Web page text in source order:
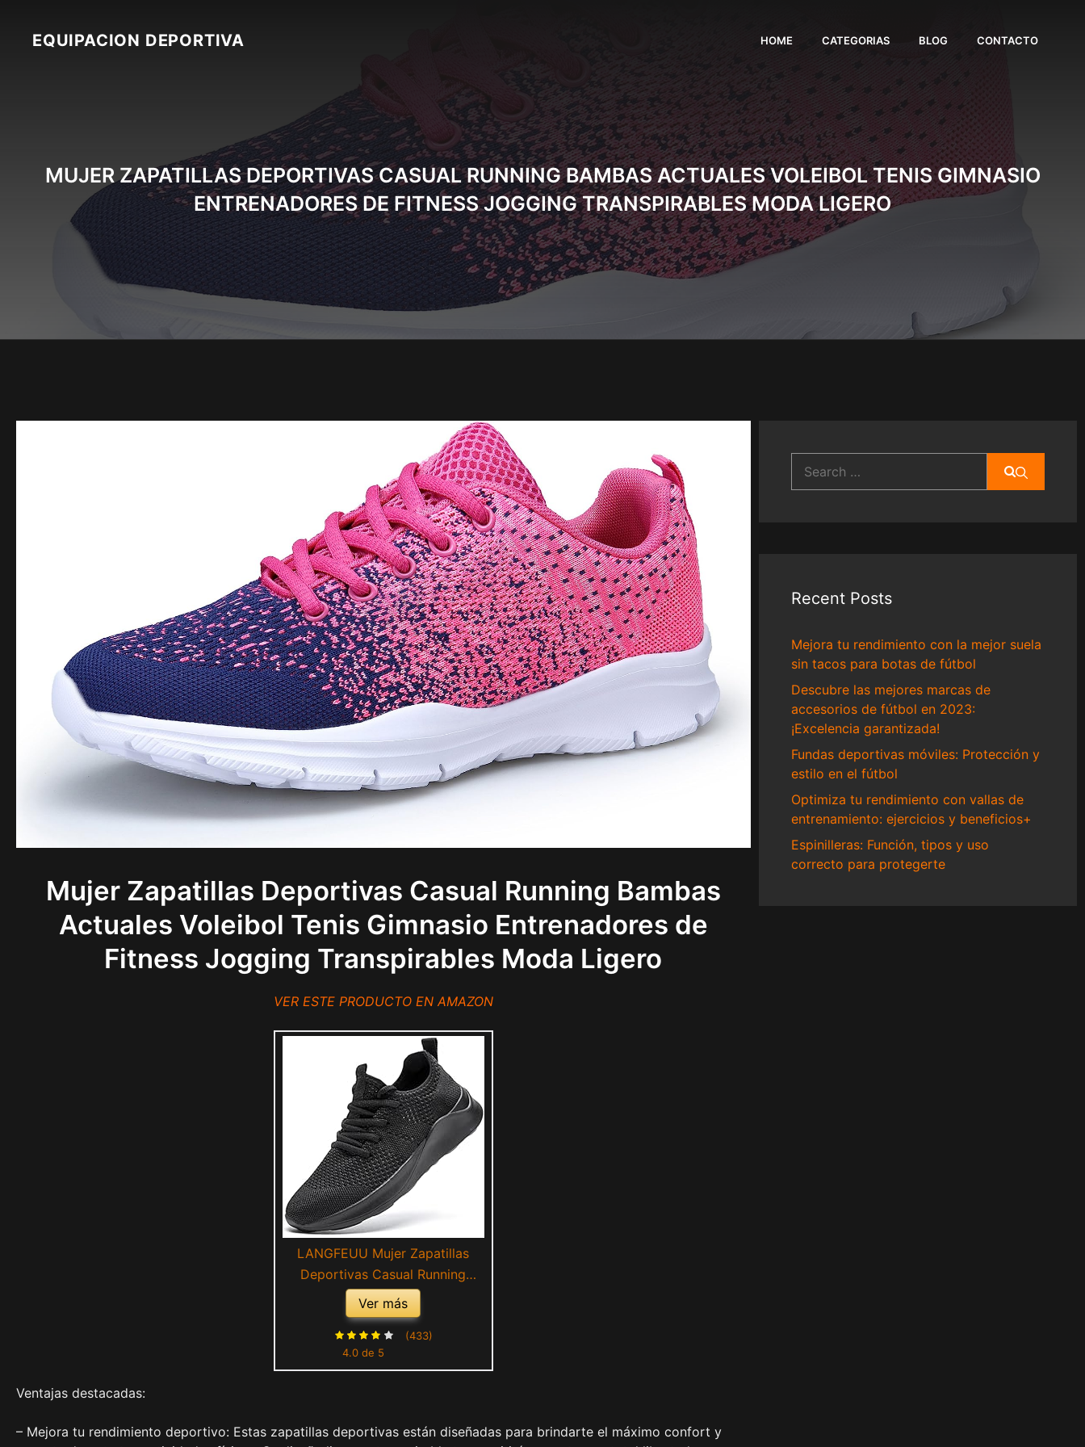
contentEQUIPACION DEPORTIVA HOME CATEGORIAS BLOG CONTACTO
MUJER ZAPATILLAS DEPORTIVAS CASUAL RUNNING BAMBAS ACTUALES VOLEIBOL TENIS GIMNASIO
ENTRENADORES DE FITNESS JOGGING TRANSPIRABLES MODA LIGERO
Mujer Zapatillas Deportivas Casual Running Bambas
Actuales Voleibol Tenis Gimnasio Entrenadores de
Fitness Jogging Transpirables Moda Ligero
VER ESTE PRODUCTO EN AMAZON
LANGFEUU Mujer Zapatillas
Deportivas Casual Running
Bambas Actuales Voleibol Tenis
Gimnasio Entrenadores de
Fitness Jogging Transpirables
Moda Ligero Negro 42
Ver más
4.0 de 5
(433)
Ventajas destacadas:
– Mejora tu rendimiento deportivo: Estas zapatillas deportivas están diseñadas para brindarte el máximo confort y
for:
Recent Posts
Mejora tu rendimiento con la mejor suela
sin tacos para botas de fútbol
Descubre las mejores marcas de
accesorios de fútbol en 2023:
¡Excelencia garantizada!
Fundas deportivas móviles: Protección y
estilo en el fútbol
Optimiza tu rendimiento con vallas de
entrenamiento: ejercicios y beneficios+
Espinilleras: Función, tipos y uso
correcto para protegerte